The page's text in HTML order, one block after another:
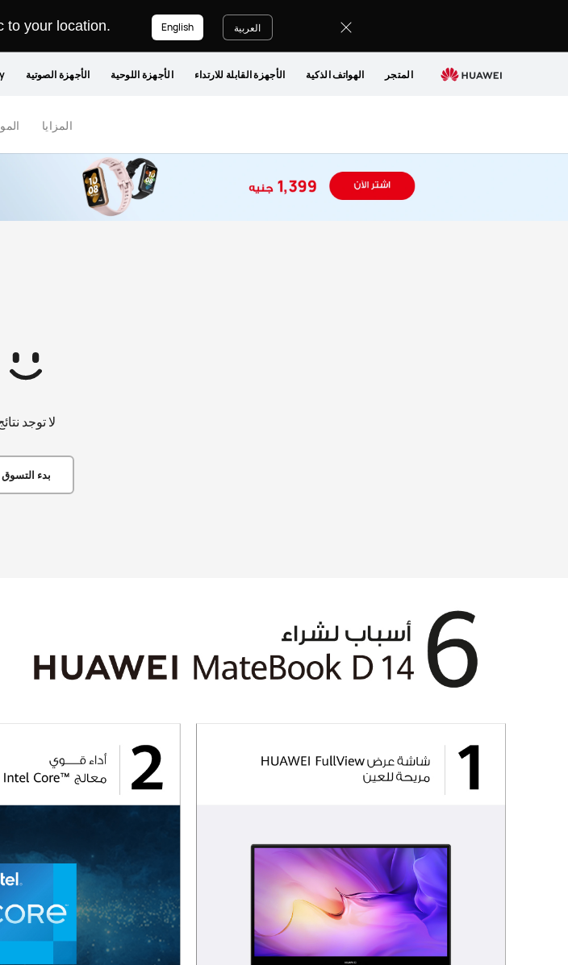
سلسلة
HUAWEI
to your location. العربية English
المتجر الهواتف الذكية الأجهزة القابلة للارتداء الأجهزة اللوحية الأجهزة الصوتية
المزايا
لا توجد
بدء التسوق